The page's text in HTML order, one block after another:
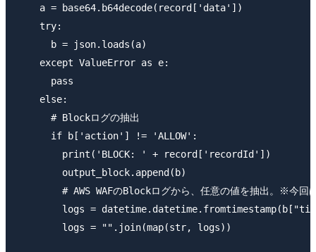
    a = base64.b64decode(record['data'])
    try:
      b = json.loads(a)
    except ValueError as e:
      pass
    else:
      # Blockログの抽出
      if b['action'] != 'ALLOW':
        print('BLOCK: ' + record['recordId'])
        output_block.append(b)
# AWS WAFのBlockログから、任意の値を抽出。※今回
logs =
        logs = "".join(map(str, logs))